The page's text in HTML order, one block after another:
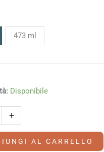
473 ml
Disponibile
+
AL CARRELLO